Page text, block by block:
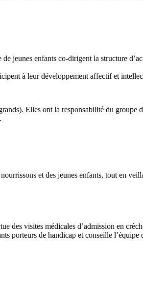
enfants co-dirigent la structure
à leur développement affectif et
Elles ont la responsabilité du groupe
et des jeunes enfants, tout en
des visites médicales d’admission en
porteurs de handicap et conseille l’équipe